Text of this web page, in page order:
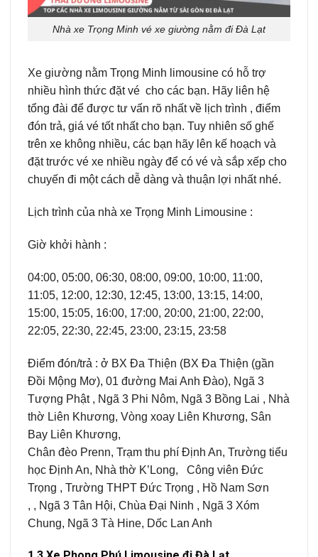
Nhà xe Trọng Minh vé xe giường nằm đi Đà Lạt
Xe giường nằm Trọng Minh limousine có hỗ trợ
nhiều hình thức đặt vé cho các bạn. Hãy liên hệ
tổng đài để được tư vấn rõ nhất về lịch trình , điểm
đón trả, giá vé tốt nhất cho bạn. Tuy nhiên số ghế
trên xe không nhiều, các bạn hãy lên kế hoạch và
đặt trước vé xe nhiều ngày để có vé và sắp xếp cho
chuyến đi một cách dễ dàng và thuận lợi nhất nhé.
Lịch trình của nhà xe Trọng Minh Limousine :
Giờ khởi hành :
04:00, 05:00, 06:30, 08:00, 09:00, 10:00, 11:00,
11:05, 12:00, 12:30, 12:45, 13:00, 13:15, 14:00,
15:00, 15:05, 16:00, 17:00, 20:00, 21:00, 22:00,
22:05, 22:30, 22:45, 23:00, 23:15, 23:58
Điểm đón/trả : ở BX Đa Thiện (BX Đa Thiện (gần
Đồi Mộng Mơ), 01 đường Mai Anh Đào), Ngã 3
Tượng Phật , Ngã 3 Phi Nôm, Ngã 3 Bồng Lai , Nhà
thờ Liên Khương, Vòng xoay Liên Khương, Sân
Bay Liên Khương,
Chân đèo Prenn, Trạm thu phí Định An, Trường tiểu
học Định An, Nhà thờ K’Long, Công viên Đức
Trọng , Trường THPT Đức Trọng , Hồ Nam Sơn
, , Ngã 3 Tân Hội, Chùa Đại Ninh , Ngã 3 Xóm
Chung, Ngã 3 Tà Hine, Dốc Lan Anh